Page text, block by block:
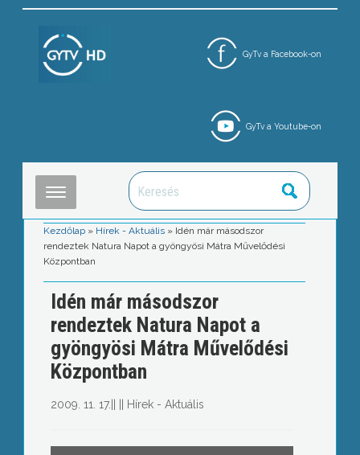
GyTv a Facebook-on
GyTv a Youtube-on
Kezdőlap » Hírek - Aktuális » Idén már másodszor
rendeztek Natura Napot a gyöngyösi Mátra Művelődési
Központban
Idén már másodszor
rendeztek Natura Napot a
gyöngyösi Mátra Művelődési
Központban
2009. 11. 17. Hírek - Aktuális